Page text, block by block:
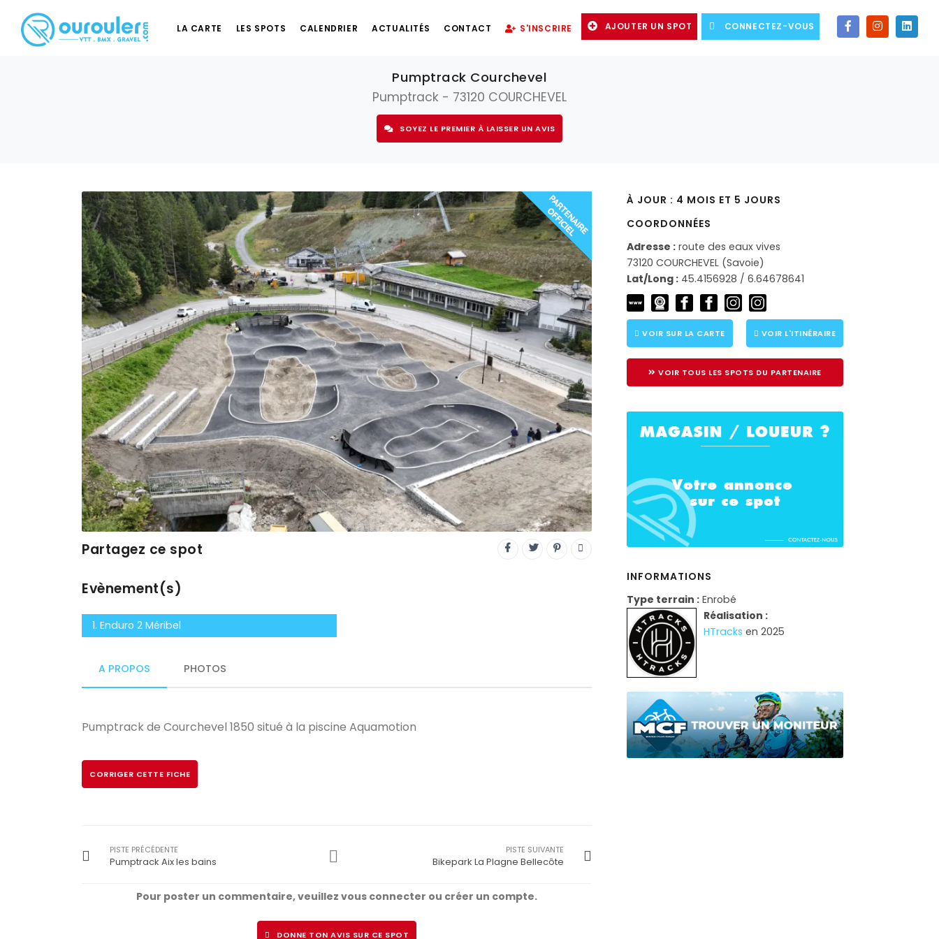
LA CARTE LES SPOTS CALENDRIER ACTUALITÉS CONTACT S'INSCRIRE AJOUTER UN SPOT CONNECTEZ-VOUS
Pumptrack Courchevel
Pumptrack - 73120 COURCHEVEL
SOYEZ LE PREMIER À LAISSER UN AVIS
Partagez ce spot
Evènement(s)
1. Enduro 2 Méribel
A PROPOS PHOTOS
Pumptrack de Courchevel 1850 situé à la piscine Aquamotion
CORRIGER CETTE FICHE
PISTE PRÉCÉDENTE
Pumptrack Aix les bains
PISTE SUIVANTE
Bikepark La Plagne Bellecôte
Pour poster un commentaire, veuillez vous connecter ou créer un compte.
DONNE TON AVIS SUR CE SPOT
À JOUR : 4 MOIS ET 5 JOURS
COORDONNÉES
Adresse : route des eaux vives
73120 COURCHEVEL (Savoie)
Lat/Long : 45.4156928 / 6.64678641
VOIR SUR LA CARTE VOIR L'ITINÉRAIRE
VOIR TOUS LES SPOTS DU PARTENAIRE
INFORMATIONS
Type terrain : Enrobé
Réalisation :
HTracks en 2025